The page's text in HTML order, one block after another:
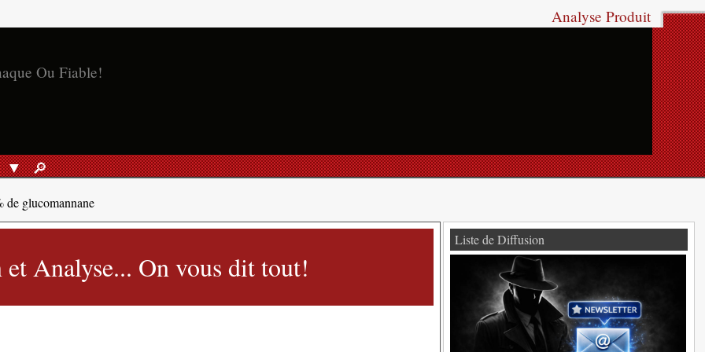
Analyse Produit
RECHERCHER
🔎︎
de glucomannane
Analyse... On vous dit tout!
Liste de Diffusion